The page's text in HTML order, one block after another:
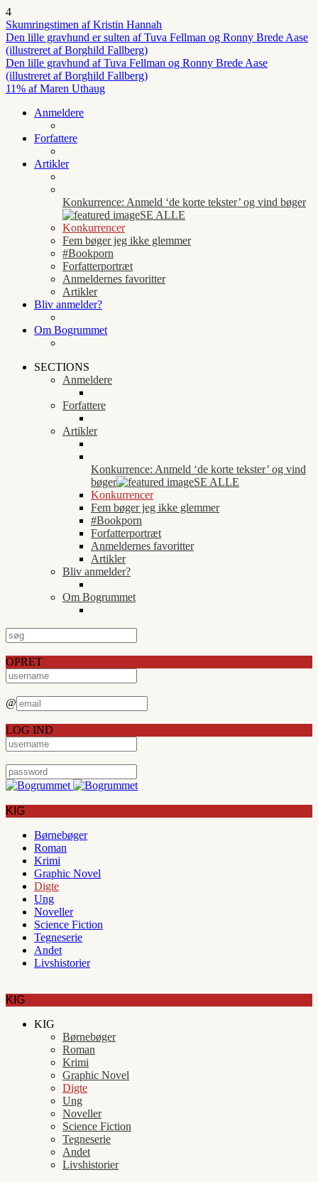
4
Skumringstimen af Kristin Hannah
Den lille gravhund er sulten af Tuva Fellman og Ronny Brede Aase
(illustreret af Borghild Fallberg)
Den lille gravhund af Tuva Fellman og Ronny Brede Aase
(illustreret af Borghild Fallberg)
11% af Maren Uthaug
Anmeldere
Forfattere
Artikler
Konkurrence: Anmeld ‘de korte tekster’ og vind bøger
SE ALLE
Konkurrencer
Fem bøger jeg ikke glemmer
#Bookporn
Forfatterportræt
Anmeldernes favoritter
Artikler
Bliv anmelder?
Om Bogrummet
SECTIONS
Anmeldere
Forfattere
Artikler
Konkurrence: Anmeld ‘de korte tekster’ og vind
bøger
SE ALLE
Konkurrencer
Fem bøger jeg ikke glemmer
#Bookporn
Forfatterportræt
Anmeldernes favoritter
Artikler
Bliv anmelder?
Om Bogrummet
OPRET
@
LOG IND
KIG
Børnebøger
Roman
Krimi
Graphic Novel
Digte
Ung
Noveller
Science Fiction
Tegneserie
Andet
Livshistorier
KIG
KIG
Børnebøger
Roman
Krimi
Graphic Novel
Digte
Ung
Noveller
Science Fiction
Tegneserie
Andet
Livshistorier